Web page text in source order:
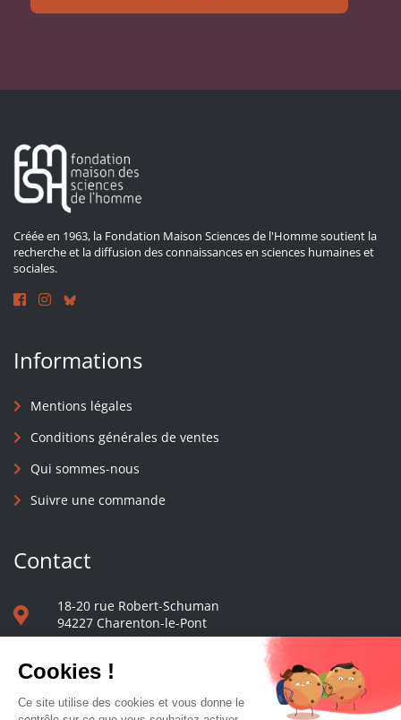
Créée en 1963, la Fondation Maison Sciences de l'Homme soutient la
recherche et la diffusion des connaissances en sciences humaines et
sociales.
Informations
Mentions légales
Conditions générales de ventes
Qui sommes-nous
Suivre une commande
Contact
18-20 rue Robert-Schuman
94227 Charenton-le-Pont